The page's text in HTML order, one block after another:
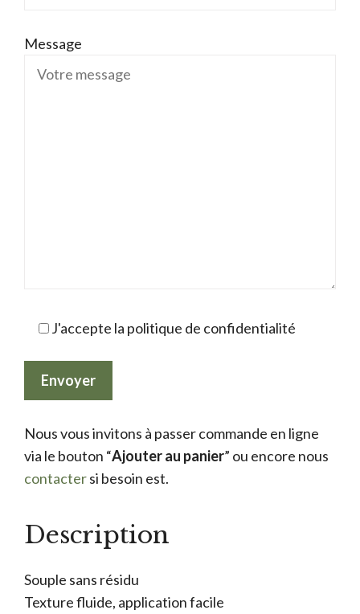
Message
J'accepte la politique de confidentialité
Nous vous invitons à passer commande en ligne
via le bouton “Ajouter au panier” ou encore nous
contactersi besoin est.
Description
Souple sans résidu
Texture fluide, application facile